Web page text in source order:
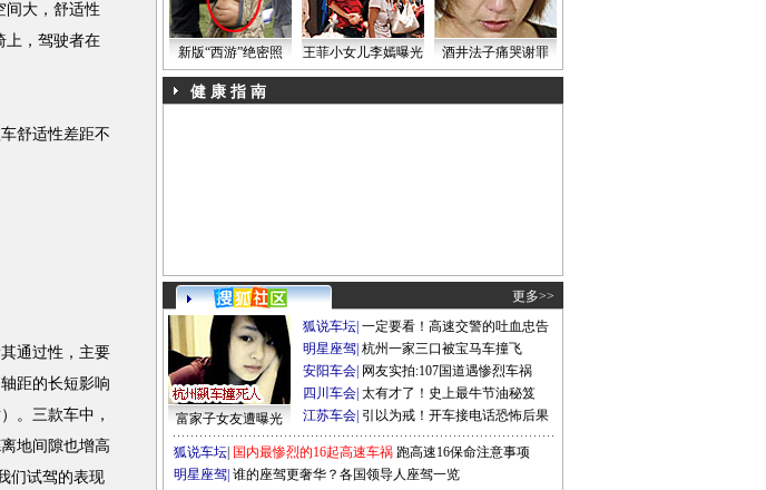
大，舒适性
上，驾驶者在
舒适性差距不
通过性，主要
距的长短影响
。三款车中，
地间隙也增高
们试驾的表现
新版“西游”绝密照 王菲小女儿李嫣曝光 酒井法子痛哭谢罪
健 康 指 南
更多>>
富家子女友遭曝光
狐说车坛 一定要看！高速交警的吐血忠告
明星座驾 杭州一家三口被宝马车撞飞
安阳车会 网友实拍:107国道遇惨烈车祸
四川车会 太有才了！史上最牛节油秘笈
江苏车会 引以为戒！开车接电话恐怖后果
狐说车坛 国内最惨烈的16起高速车祸 跑高速16保命注意事项
明星座驾 谁的座驾更奢华？各国领导人座驾一览